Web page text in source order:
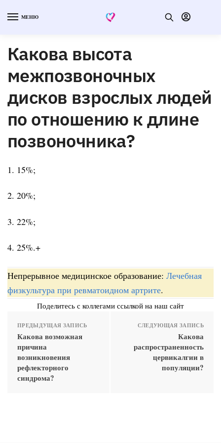
МЕНЮ
Какова высота
межпозвоночных
дисков взрослых людей
по отношению к длине
позвоночника?
1. 15%;
2. 20%;
3. 22%;
4. 25%.+
Непрерывное медицинское образование: Лечебная
физкультура при ревматоидном артрите.
Поделитесь с коллегами ссылкой на наш сайт
ПРЕДЫДУЩАЯ ЗАПИСЬ
Какова возможная
причина
возникновения
рефлекторного
синдрома?
СЛЕДУЮЩАЯ ЗАПИСЬ
Какова
распространенность
цервикалгии в
популяции?